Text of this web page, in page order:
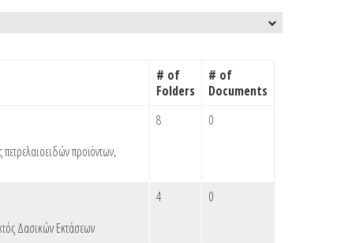
# of
Folders
# of
Documents
πετρελαιοειδών προϊόντων,
8 0
Δασικών Εκτάσεων
4 0